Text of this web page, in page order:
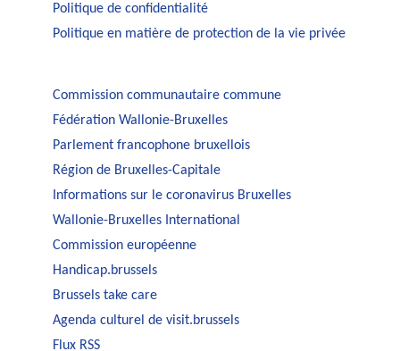
Politique de confidentialité
Politique en matière de protection de la vie privée
Commission communautaire commune
Fédération Wallonie-Bruxelles
Parlement francophone bruxellois
Région de Bruxelles-Capitale
Informations sur le coronavirus Bruxelles
Wallonie-Bruxelles International
Commission européenne
Handicap.brussels
Brussels take care
Agenda culturel de visit.brussels
Flux RSS